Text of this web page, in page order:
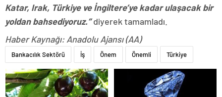
Katar, Irak, Türkiye ve İngiltere’ye kadar ulaşacak bir
yoldan bahsediyoruz.”diyerek tamamladı.
Haber Kaynağı: Anadolu Ajansı (AA)
Bankacılık Sektörü İş Önem Önemli Türkiye